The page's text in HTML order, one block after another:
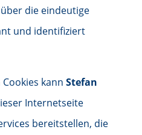
die eindeutige
und identifiziert
kann Stefan
Internetseite
bereitstellen, die